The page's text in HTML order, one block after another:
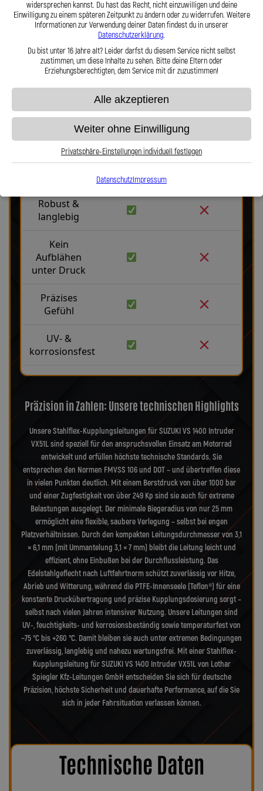
Stahlflex vs. Gummi
Stahlflex
Robust &
langlebig
Kein
Aufblähen
unter Druck
Präzises
Gefühl
UV- &
korrosionsfest
Lothar Spiegler Kfz-Leitungen GmbH setzen Sie auf deutsche
Handwerksqualität, über 35 Jahre Erfahrung und ein Produkt, das
Haltbarkeit, Präzision und Fahrgefühl auf höchstem Niveau vereint.
Hier zu unserem Video „Stahlflex vs. Gummi“
Präzision in Zahlen: Unsere technischen Highlights
Unsere Stahlflex-Kupplungsleitungen für SUZUKI VS 1400 Intruder
VX51L sind speziell für den anspruchsvollen Einsatz am Motorrad
entwickelt und erfüllen höchste technische Standards. Sie
entsprechen den Normen FMVSS 106 und DOT – und übertreffen diese
in vielen Punkten deutlich. Mit einem Berstdruck von über 1000 bar
und einer Zugfestigkeit von über 249 Kp sind sie auch für extreme
Belastungen ausgelegt. Der minimale Biegeradius von nur 25 mm
ermöglicht eine flexible, saubere Verlegung – selbst bei engen
Platzverhältnissen. Durch den kompakten Leitungsdurchmesser von 3,1
× 6,1 mm (mit Ummantelung 3,1 × 7 mm) bleibt die Leitung leicht und
effizient, ohne Einbußen bei der Durchflussleistung. Das
Edelstahlgeflecht nach Luftfahrtnorm schützt zuverlässig vor Hitze,
Abrieb und Witterung, während die PTFE-Innenseele (Teflon®) für eine
konstante Druckübertragung und präzise Kupplungsdosierung sorgt –
selbst nach vielen Jahren intensiver Nutzung. Unsere Leitungen sind
UV-, feuchtigkeits- und korrosionsbeständig sowie temperaturfest von
−75 °C bis +260 °C. Damit bleiben sie auch unter extremen Bedingungen
zuverlässig, langlebig und nahezu wartungsfrei. Mit einer Stahlflex-
Kupplungsleitung für SUZUKI VS 1400 Intruder VX51L von Lothar
Spiegler Kfz-Leitungen GmbH entscheiden Sie sich für deutsche
Präzision, höchste Sicherheit und dauerhafte Performance, auf die Sie
sich in jeder Fahrsituation verlassen können.
Technische Daten
widersprechen kannst. Du hast das Recht, nicht einzuwilligen und deine
Einwilligung zu einem späteren Zeitpunkt zu ändern oder zu widerrufen. Weitere
Informationen zur Verwendung deiner Daten findest du in unserer
Datenschutzerklärung.
Du bist unter 16 Jahre alt? Leider darfst du diesem Service nicht selbst
zustimmen, um diese Inhalte zu sehen. Bitte deine Eltern oder
Erziehungsberechtigten, dem Service mit dir zuzustimmen!
Alle akzeptieren
Weiter ohne Einwilligung
Privatsphäre-Einstellungen individuell festlegen
DatenschutzImpressum